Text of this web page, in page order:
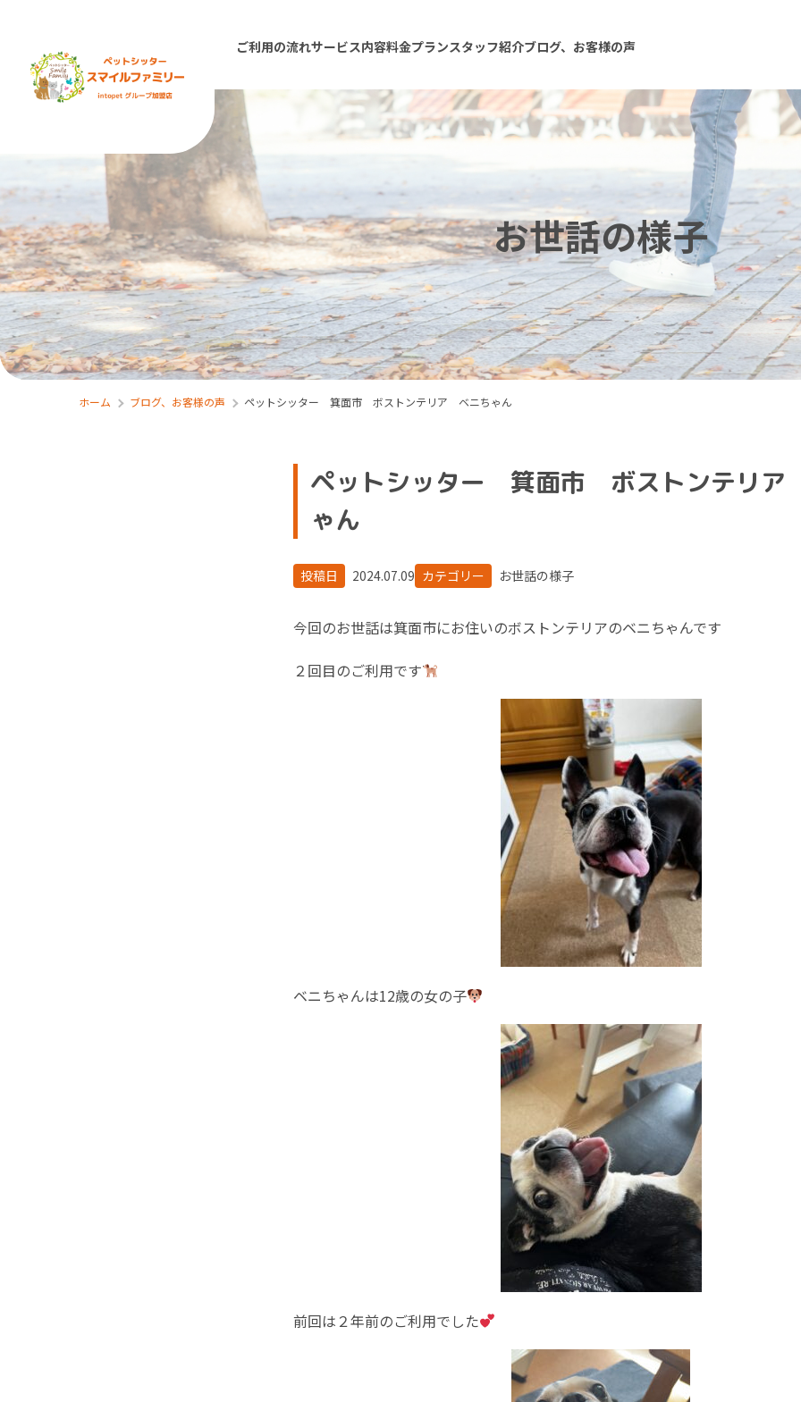
ご利用の流れサービス内容料金プランスタッフ紹介ブログ、お客様の声
お世話の様子
ホーム ブログ、お客様の声 ペットシッター 箕面市 ボストンテリア ベニちゃん
ペットシッター 箕面市 ボストンテリ
ゃん
投稿日 2024.07.09 カテゴリー お世話の様子
今回のお世話は箕面市にお住いのボストンテリアのベニちゃんです
２回目のご利用です
ベニちゃんは12歳の女の子
前回は２年前のご利用でした